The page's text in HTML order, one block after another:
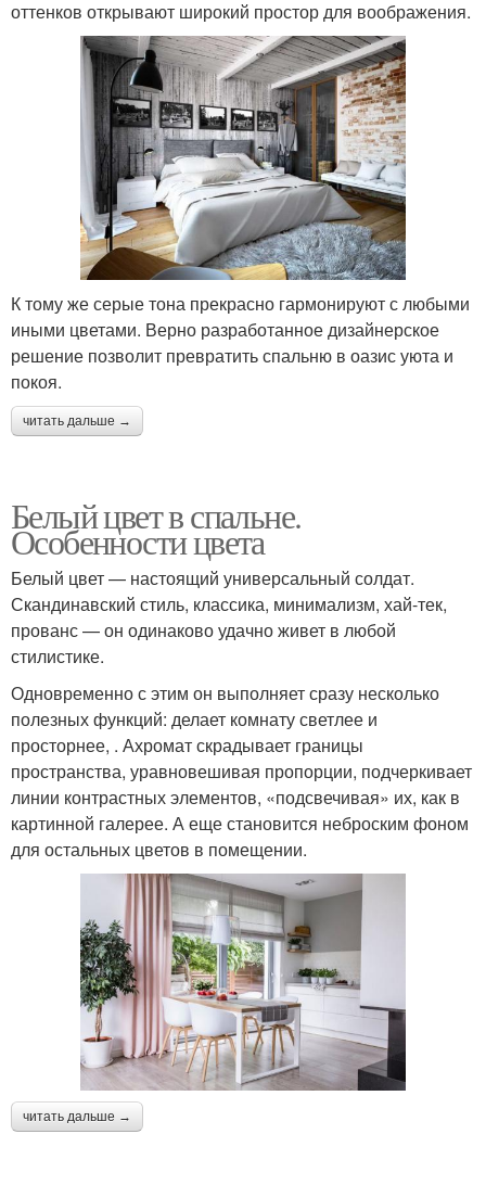
оттенков открывают широкий простор для воображения.
К тому же серые тона прекрасно гармонируют с любыми
иными цветами. Верно разработанное дизайнерское
решение позволит превратить спальню в оазис уюта и
покоя.
читать дальше →
Белый цвет в спальне.
Особенности цвета
Белый цвет — настоящий универсальный солдат.
Скандинавский стиль, классика, минимализм, хай-тек,
прованс — он одинаково удачно живет в любой
стилистике.
Одновременно с этим он выполняет сразу несколько
полезных функций: делает комнату светлее и
просторнее, . Ахромат скрадывает границы
пространства, уравновешивая пропорции, подчеркивает
линии контрастных элементов, «подсвечивая» их, как в
картинной галерее. А еще становится неброским фоном
для остальных цветов в помещении.
читать дальше →